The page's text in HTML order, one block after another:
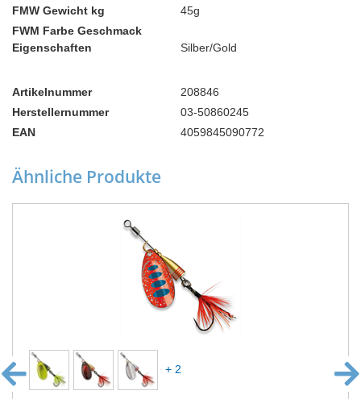
FMW Gewicht kg
45g
FWM Farbe Geschmack
Eigenschaften
Silber/Gold
Artikelnummer
208846
Herstellernummer
03-50860245
EAN
4059845090772
Ähnliche Produkte
+ 2